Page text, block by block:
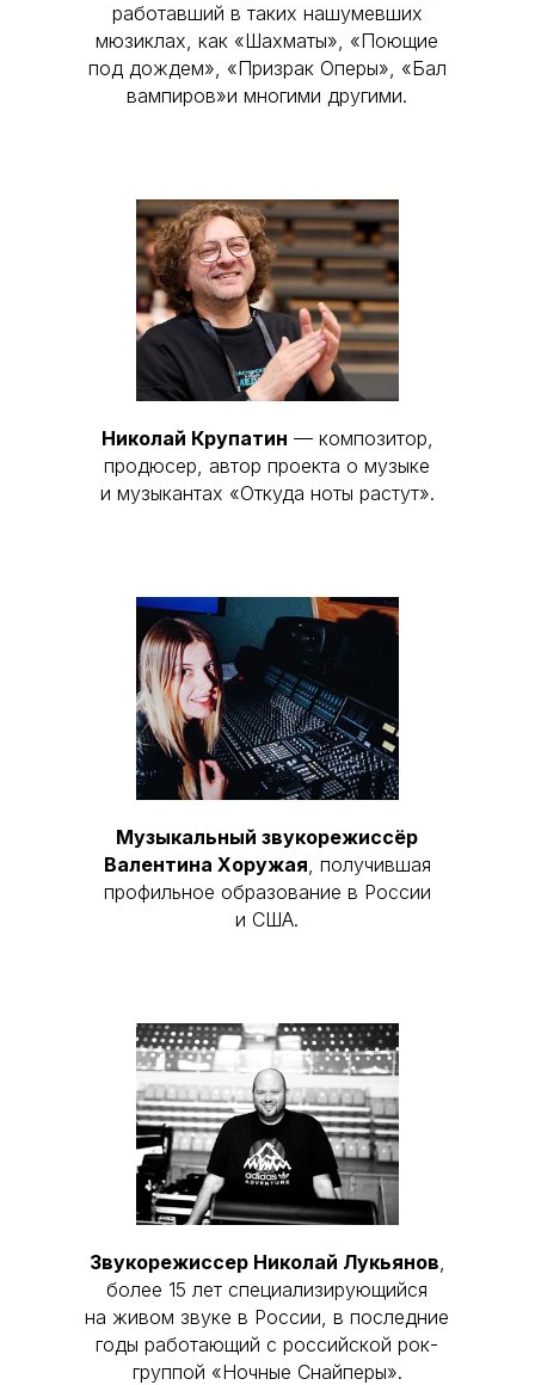
работавший в таких нашумевших
мюзиклах, как «Шахматы», «Поющие
под дождем», «Призрак Оперы», «Бал
вампиров»и многими другими.
Николай Крупатин — композитор,
продюсер, автор проекта о музыке
и музыкантах «Откуда ноты растут».
Музыкальный звукорежиссёр
Валентина Хоружая , получившая
профильное образование в России
и США.
Звукорежиссер Николай Лукьянов
более 15 лет специализирующийся
на живом звуке в России, в последние
годы работающий с российской рок-
группой «Ночные Снайперы».